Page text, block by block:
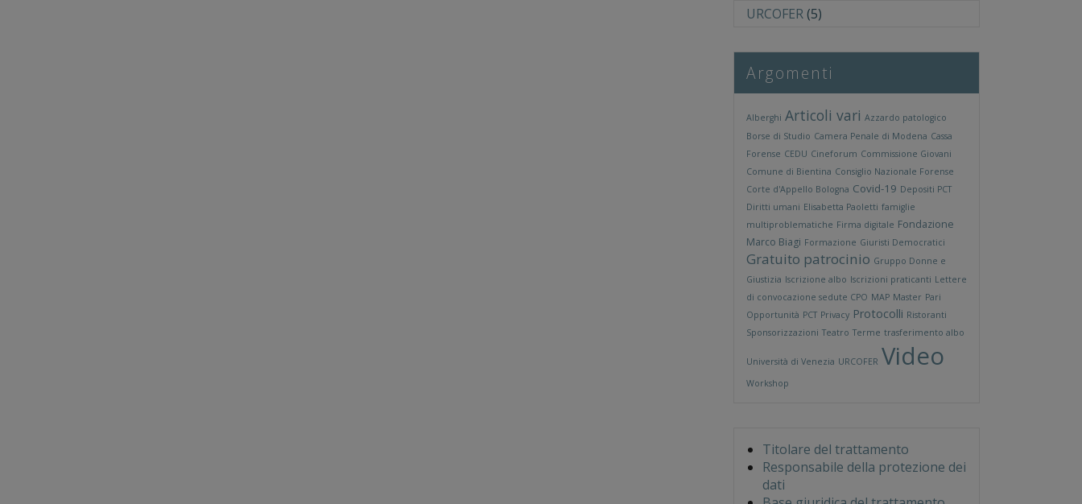
URCOFER(5)
Argomenti
Alberghi Articoli vari Azzardo patologico
Borse di Studio Camera Penale di Modena Cassa
Forense CEDU Cineforum Commissione Giovani
Comune di Bientina Consiglio Nazionale Forense
Corte d'Appello Bologna Covid-19 Depositi PCT
Diritti umani Elisabetta Paoletti famiglie
multiproblematiche Firma digitale Fondazione
Marco Biagi Formazione Giuristi Democratici
Gratuito patrocinio Gruppo Donne e
Giustizia Iscrizione albo Iscrizioni praticanti Lettere
di convocazione sedute CPO MAP Master Pari
Opportunità PCT Privacy Protocolli Ristoranti
Sponsorizzazioni Teatro Terme trasferimento albo
Università di Venezia URCOFER Video
Workshop
Titolare del trattamento
Responsabile della protezione dei
dati